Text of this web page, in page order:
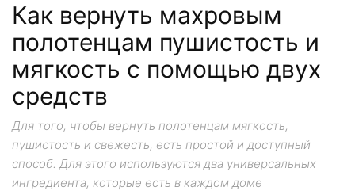
Как вернуть махровым
полотенцам пушистость и
мягкость с помощью двух
средств
Для того, чтобы вернуть полотенцам мягкость,
пушистость и свежесть, есть простой и доступный
способ. Для этого используются два универсальных
ингредиента, которые есть в каждом доме